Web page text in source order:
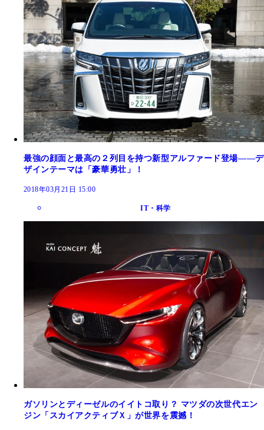
最強の顔面と最高の２列目を持つ新型アルファード登場――デ
ザインテーマは「豪華勇壮」！
2018年03月21日 15:00
IT・科学
ガソリンとディーゼルのイイトコ取り？ マツダの次世代エン
ジン「スカイアクティブＸ」が世界を震撼！